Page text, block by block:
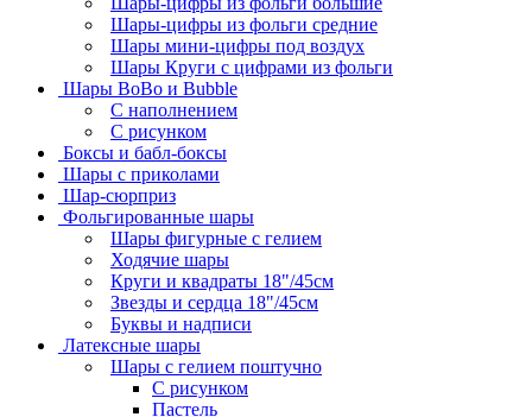
Шары-цифры из фольги средние
Шары мини-цифры под воздух
Шары Круги с цифрами из фольги
Шары BoBo и Bubble
С наполнением
С рисунком
Боксы и бабл-боксы
Шары с приколами
Шар-сюрприз
Фольгированные шары
Шары фигурные с гелием
Ходячие шары
Круги и квадраты 18"/45см
Звезды и сердца 18"/45см
Буквы и надписи
Латексные шары
Шары с гелием поштучно
С рисунком
Пастель